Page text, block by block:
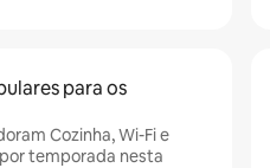
para os
Cozinha, Wi-Fi e
temporada nesta